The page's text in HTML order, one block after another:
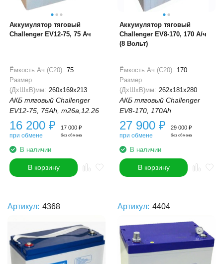
Аккумулятор тяговый
Challenger EV12-75, 75 Ач
Ёмкость Ач (С20): 75
Размер
(ДхШхВ)мм: 260x169x213
АКБ тяговый Challenger
EV12-75, 75Ah, m26a,12.26
16 200 ₽
при обмене
17 000 ₽
без обмена
В наличии
В корзину
Аккумулятор тяговый
Challenger EV8-170, 170 А/ч
(8 Вольт)
Ёмкость Ач (С20): 170
Размер
(ДхШхВ)мм: 262x181x280
АКБ тяговый Challenger
EV8-170, 170Ah
27 900 ₽
при обмене
29 000 ₽
без обмена
В наличии
В корзину
Артикул: 4368 Артикул: 4404